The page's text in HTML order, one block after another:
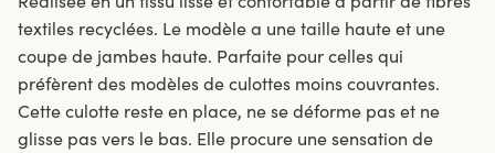
textiles recyclées. Le modèle a une taille haute et une
coupe de jambes haute. Parfaite pour celles qui
préfèrent des modèles de culottes moins couvrantes.
Cette culotte reste en place, ne se déforme pas et ne
glisse pas vers le bas. Elle procure une sensation de